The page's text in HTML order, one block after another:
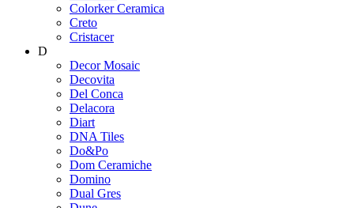
Colorker Ceramica
Creto
Cristacer
D
Decor Mosaic
Decovita
Del Conca
Delacora
Diart
DNA Tiles
Do&Po
Dom Ceramiche
Domino
Dual Gres